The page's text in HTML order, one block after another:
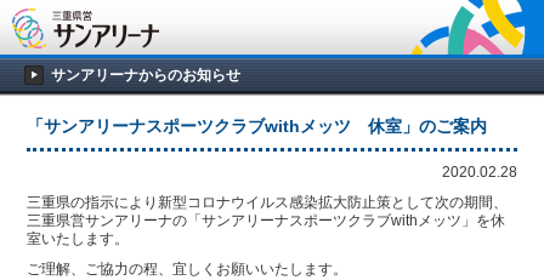
サンアリーナからのお知らせ
「サンアリーナスポーツクラブwithメッツ 休室」のご案内
2020.02.28
三重県の指示により新型コロナウイルス感染拡大防止策として次の期間、
三重県営サンアリーナの「サンアリーナスポーツクラブwithメッツ」を休
室いたします。
ご理解、ご協力の程、宜しくお願いいたします。